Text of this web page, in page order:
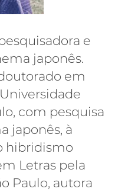
e
japonês.
em
com pesquisa
japonês, à
hibridismo
Letras pela
Paulo, autora